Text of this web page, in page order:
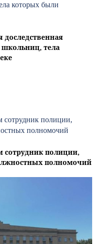
доследственная
школьниц, тела
сотрудник полиции,
полномочий